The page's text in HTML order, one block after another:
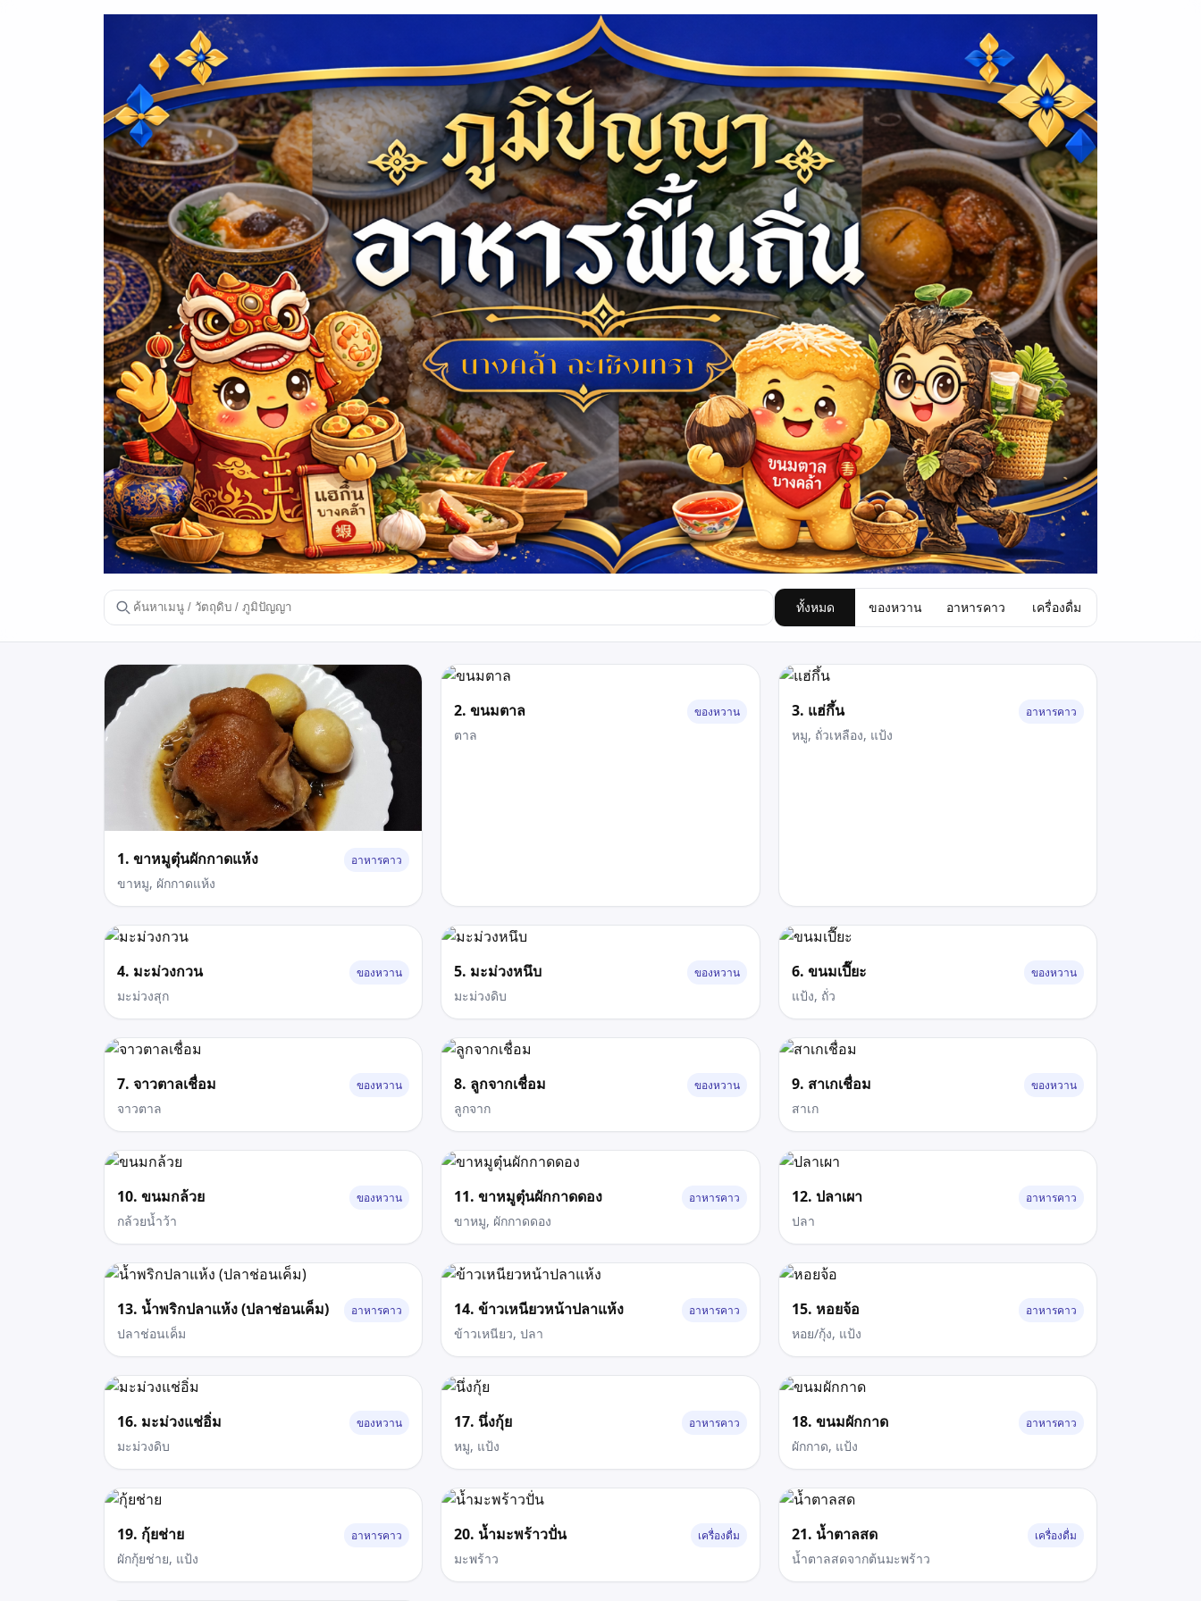
ทั้งหมด ของหวาน อาหารคาว เครื่องดื่ม
1. ขาหมูตุ๋นผักกาดแห้ง
ขาหมู, ผักกาดแห้ง
อาหารคาว
2. ขนมตาล
ตาล
ของหวาน 3. แฮ่กึ้น
หมู, ถั่วเหลือง, แป้ง
อาหารคาว
4. มะม่วงกวน
มะม่วงสุก
ของหวาน 5. มะม่วงหนึบ
มะม่วงดิบ
ของหวาน 6. ขนมเปี๊ยะ
แป้ง, ถั่ว
ของหวาน
7. จาวตาลเชื่อม
จาวตาล
ของหวาน 8. ลูกจากเชื่อม
ลูกจาก
ของหวาน 9. สาเกเชื่อม
สาเก
ของหวาน
10. ขนมกล้วย
กล้วยน้ำว้า
ของหวาน 11. ขาหมูตุ๋นผักกาดดอง
ขาหมู, ผักกาดดอง
อาหารคาว 12. ปลาเผา
ปลา
อาหารคาว
13. น้ำพริกปลาแห้ง (ปลาช่อนเค็ม)
ปลาช่อนเค็ม
อาหารคาว 14. ข้าวเหนียวหน้าปลาแห้ง
ข้าวเหนียว, ปลา
อาหารคาว 15. หอยจ้อ
หอย/กุ้ง, แป้ง
อาหารคาว
16. มะม่วงแช่อิ่ม
มะม่วงดิบ
ของหวาน 17. นึ่งกุ้ย
หมู, แป้ง
อาหารคาว 18. ขนมผักกาด
ผักกาด, แป้ง
อาหารคาว
19. กุ้ยช่าย
ผักกุ้ยช่าย, แป้ง
อาหารคาว 20. น้ำมะพร้าวปั่น
มะพร้าว
เครื่องดื่ม 21. น้ำตาลสด
น้ำตาลสดจากต้นมะพร้าว
เครื่องดื่ม